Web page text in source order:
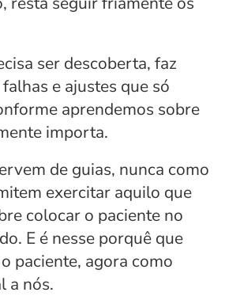
ser descoberta, faz
e ajustes que só
aprendemos sobre
importa.
de guias, nunca como
exercitar aquilo que
colocar o paciente no
E é nesse porquê que
paciente, agora como
a nós.